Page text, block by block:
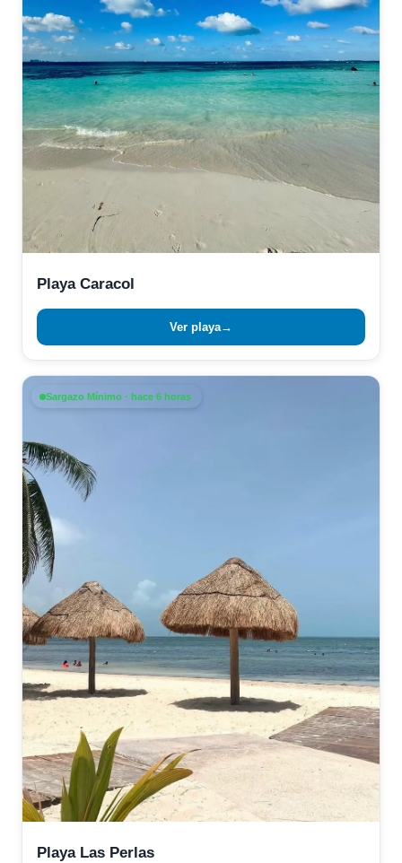
Playa Caracol
Ver playa→
Sargazo Mínimo · hace 6 horas
Playa Las Perlas